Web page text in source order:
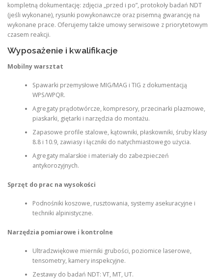
kompletną dokumentację: zdjęcia „przed i po”, protokoły badań NDT
(jeśli wykonane), rysunki powykonawcze oraz pisemną gwarancję na
wykonane prace. Oferujemy także umowy serwisowe z priorytetowym
czasem reakcji.
Wyposażenie i kwalifikacje
Mobilny warsztat
Spawarki przemysłowe MIG/MAG i TIG z dokumentacją
WPS/WPQR.
Agregaty prądotwórcze, kompresory, przecinarki plazmowe,
piaskarki, giętarki i narzędzia do montażu.
Zapasowe profile stalowe, kątowniki, płaskowniki, śruby klasy
8.8 i 10.9, zawiasy i łączniki do natychmiastowego użycia.
Agregaty malarskie i materiały do zabezpieczeń
antykorozyjnych.
Sprzęt do prac na wysokości
Podnośniki koszowe, rusztowania, systemy asekuracyjne i
techniki alpinistyczne.
Narzędzia pomiarowe i kontrolne
Ultradzwiękowe mierniki grubości, poziomice laserowe,
tensometry, kamery inspekcyjne.
Zestawy do badań NDT: VT, MT, UT.